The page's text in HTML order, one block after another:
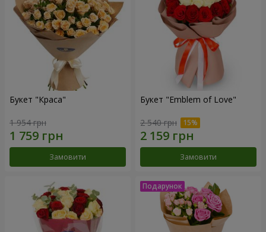
Букет "Краса"
1 954 грн
Замовити
Букет "Emblem of Love"
2 540 грн
Замовити